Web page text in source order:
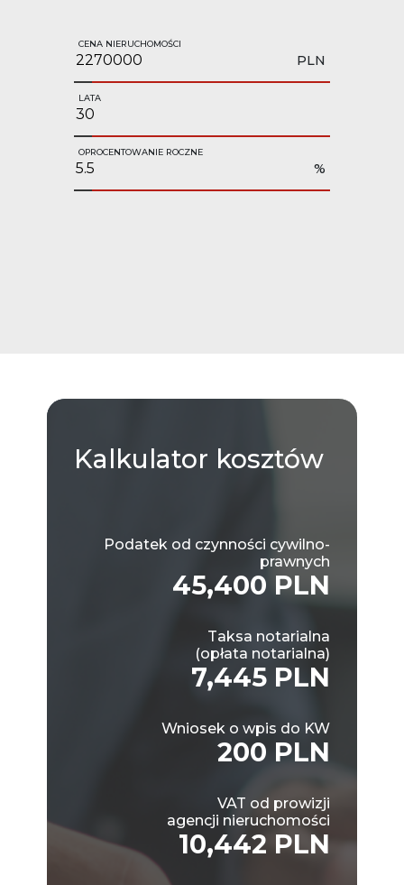
CENA NIERUCHOMOŚCI
PLN
LATA
OPROCENTOWANIE ROCZNE
%
Kalkulator kosztów
Podatek od czynności cywilno-
prawnych
45,400 PLN
Taksa notarialna
(opłata notarialna)
7,445 PLN
Wniosek o wpis do KW
200 PLN
VAT od prowizji
agencji nieruchomości
10,442 PLN